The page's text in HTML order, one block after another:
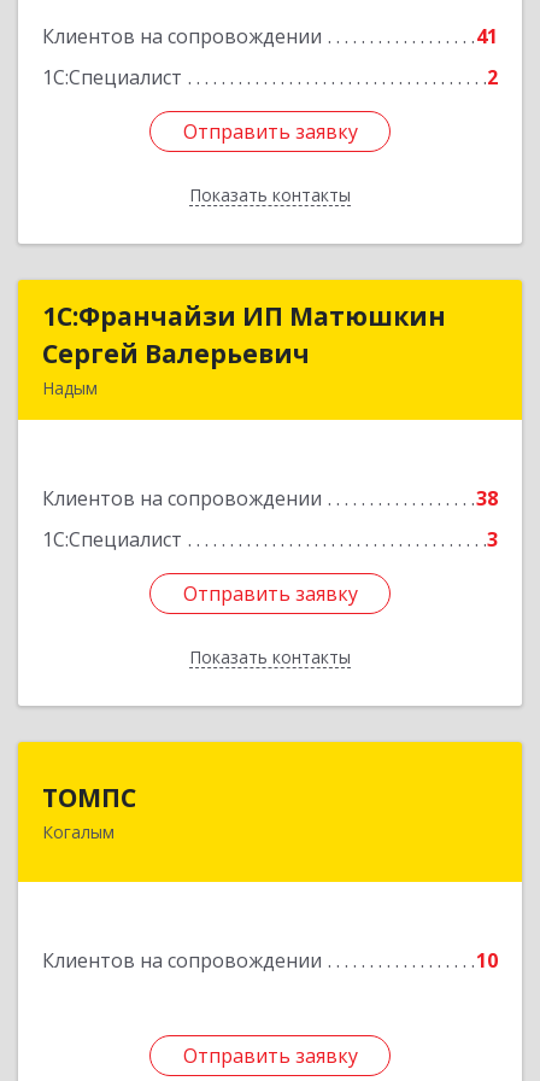
Клиентов на сопровождении
41
1С:Специалист
2
Отправить заявку
Показать контакты
Отправить заявку
Назад
1С:Франчайзи ИП Матюшкин
Сергей Валерьевич
Надым
Клиентов на сопровождении
38
1С:Специалист
3
Отправить заявку
Показать контакты
1С:Франчайзи ИП Матюшкин
Сергей Валерьевич
Подробнее
Отправить заявку
Назад
ТОМПС
Когалым
Клиентов на сопровождении 10
Отправить заявку
628484, Ханты-Мансийский Автономный округ
Подробнее
Отправить заявку